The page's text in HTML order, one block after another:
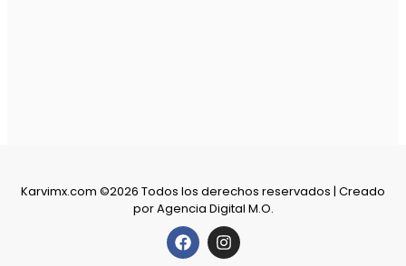
Karvimx.com ©2026 Todos los derechos reservados | Creado
porAgencia Digital M.O.
F
a
I
n